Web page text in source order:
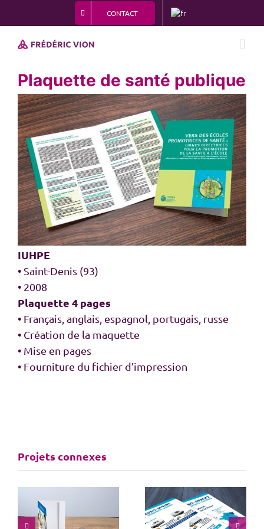
au
contenu
CONTACT
Plaquette de santé publique
View
Larger
Image
IUHPE
• Saint-Denis (93)
• 2008
Plaquette 4 pages
• Français, anglais, espagnol, portugais, russe
• Création de la maquette
• Mise en pages
• Fourniture du fichier d’impression
Projets connexes